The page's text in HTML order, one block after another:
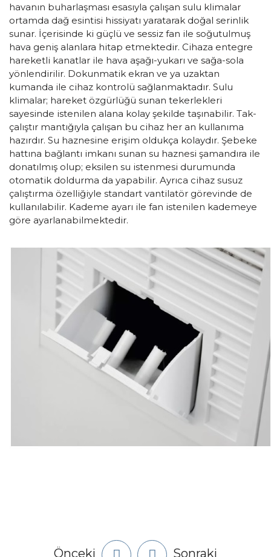
havanın buharlaşması esasıyla çalışan sulu klimalar
ortamda dağ esintisi hissiyatı yaratarak doğal serinlik
sunar. İçerisinde ki güçlü ve sessiz fan ile soğutulmuş
hava geniş alanlara hitap etmektedir. Cihaza entegre
hareketli kanatlar ile hava aşağı-yukarı ve sağa-sola
yönlendirilir. Dokunmatik ekran ve ya uzaktan
kumanda ile cihaz kontrolü sağlanmaktadır. Sulu
klimalar; hareket özgürlüğü sunan tekerlekleri
sayesinde istenilen alana kolay şekilde taşınabilir. Tak-
çalıştır mantığıyla çalışan bu cihaz her an kullanıma
hazırdır. Su haznesine erişim oldukça kolaydır. Şebeke
hattına bağlantı imkanı sunan su haznesi şamandıra ile
donatılmış olup; eksilen su istenmesi durumunda
otomatik doldurma da yapabilir. Ayrıca cihaz susuz
çalıştırma özelliğiyle standart vantilatör görevinde de
kullanılabilir. Kademe ayarı ile fan istenilen kademeye
göre ayarlanabilmektedir.
Önceki Sonraki